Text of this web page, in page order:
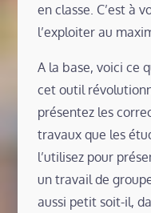
en classe. C’est à
l’exploiter au
A la base, voici ce
cet outil
présentez les
travaux que les
l’utilisez pour
un travail de
aussi petit soit-il,